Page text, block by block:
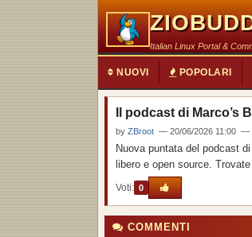
Italian Linux Portal &
NUOVI POPOLARI
Il podcast di Marco’s
by ZBroot — 20/06/2026 11:00 —
Nuova puntata del podcast
libero e open source.
Voti: 0
COMMENTI